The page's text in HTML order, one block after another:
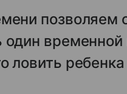
позволяем
временной
ловить